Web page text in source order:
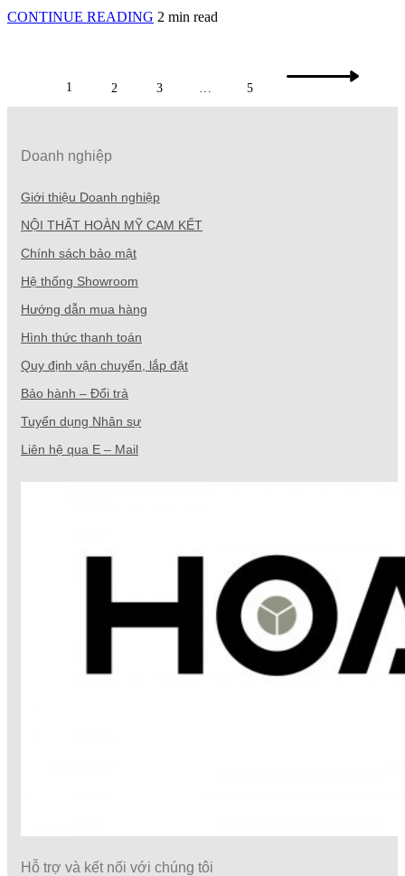
CONTINUE READING Gợi
ghế
sofa
phòng
2 min read
1 2 3 5
Doanh nghiệp
Giới thiệu Doanh nghiệp
NỘI THẤT HOÀN MỸ CAM KẾT
Chính sách bảo mật
Hệ thống Showroom
Hướng dẫn mua hàng
Hình thức thanh toán
Quy định vận chuyển, lắp đặt
Bảo hành – Đổi trả
Tuyển dụng Nhân sự
Liên hệ qua E – Mail
Hỗ trợ và kết nối với chúng tôi